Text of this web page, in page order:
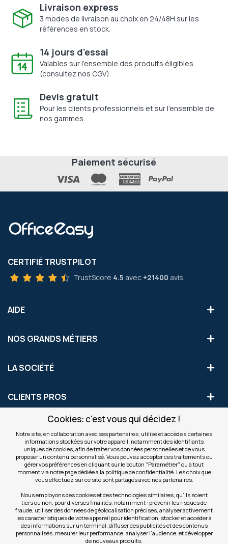
Cookies: c'est vous qui décidez !
Notre site, en collaboration avec ses partenaires, utilise et accède à certaines
informations stockées sur votre appareil, notamment des identifiants
uniques de cookies, afin de traiter vos données personnelles et de vous
proposer un contenu personnalisé. Vous pouvez accepter ces traitements ou
gérer vos préférences en cliquant sur le bouton "Paramétrer" ou à tout
moment via notre page dédiée à la politique de confidentialité. Les choix que
vous effectuez sur ce site sont partagés avec nos partenaires.
Nous employons des cookies et des technologies similaires, qu’ils soient
tiers ou non, pour diverses finalités, notamment : prévenir les risques de
fraude, utiliser des données de géolocalisation précises, analyser activement
les caractéristiques de votre appareil pour identification, stocker et accéder à
des informations sur un terminal, diffuser des publicités et des contenus
personnalisés, mesurer leur performance, analyser l’audience, et développer
de nouveaux produits.
Livraison express
3 modes de livraison au choix en 24/48H sur les
références en stock.
14 jours d'essai
Valables sur l'ensemble des produits éligibles
(consultez nos CGV).
Devis gratuit
Pour les clients professionnels et sur l'ensemble de
nos gammes.
Paiement sécurisé
CERTIFIÉ TRUSTPILOT
TrustScore 4.5 avec +21400 avis
AIDE
NOS GRANDS MÉTIERS
LA SOCIÉTÉ
CLIENTS PROS
S'INSCRIRE AUX OFFRES COMMERCIALES
Inscription
notre
newsletter
Valider
NOS SITES